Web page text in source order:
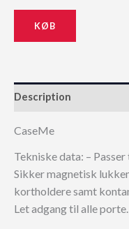
KØB
Description
CaseMe
Tekniske data: –
Sikker magnetisk
kortholdere samt
Let adgang til alle porte.